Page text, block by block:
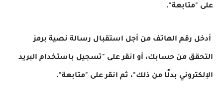
على "متابعة".
أدخل رقم الهاتف من أجل استقبال رسالة نصية برمز
التحقق من حسابك، أو انقر على "تسجيل باستخدام البريد
الإلكتروني بدلًا من ذلك"، ثم انقر على "متابعة".